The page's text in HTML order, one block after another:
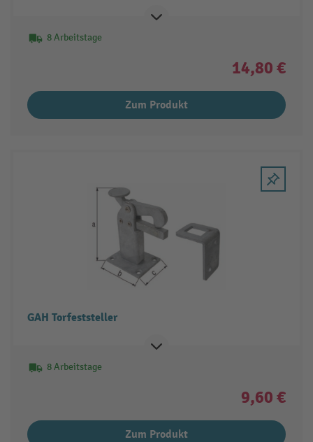
8 Arbeitstage
14,80 €
Zum Produkt
GAH Torfeststeller
8 Arbeitstage
9,60 €
Zum Produkt